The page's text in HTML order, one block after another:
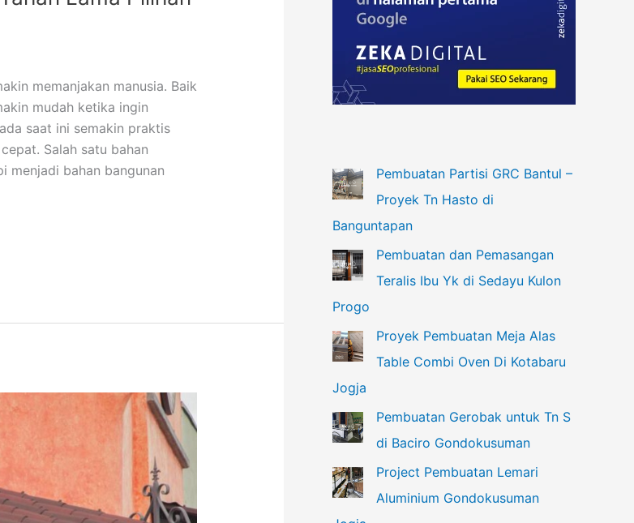
memanjakan manusia. Baik
mudah ketika ingin
saat ini semakin praktis
Salah satu bahan
menjadi bahan bangunan
Pembuatan Partisi GRC Bantul –
Proyek Tn Hasto di
Banguntapan
Pembuatan dan Pemasangan
Teralis Ibu Yk di Sedayu Kulon
Progo
Proyek Pembuatan Meja Alas
Table Combi Oven Di Kotabaru
Jogja
Pembuatan Gerobak untuk Tn S
di Baciro Gondokusuman
Project Pembuatan Lemari
Aluminium Gondokusuman